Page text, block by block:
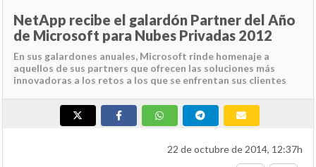
NetApp recibe el galardón Partner del Año
de Microsoft para Nubes Privadas 2012
En sus galardones anuales, Microsoft rinde homenaje a
aquellos de sus partners que ofrecen las soluciones más
innovadoras a los retos a los que se enfrentan sus clientes
22 de octubre de 2014, 12:37h